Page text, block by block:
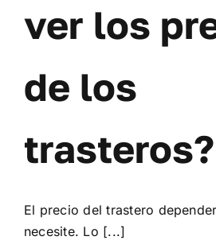
ver los
de los
trasteros?
El precio del trastero
necesite. Lo [...]